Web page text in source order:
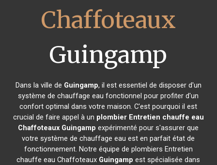
Chaffoteaux
Guingamp
Dans la ville de Guingamp, il est essentiel de disposer d'un
système de chauffage eau fonctionnel pour profiter d'un
confort optimal dans votre maison. C'est pourquoi il est
crucial de faire appel à un plombier Entretien chauffe eau
Chaffoteaux Guingamp expérimenté pour s'assurer que
votre système de chauffage eau est en parfait état de
fonctionnement. Notre équipe de plombiers Entretien
chauffe eau Chaffoteaux Guingamp est spécialisée dans